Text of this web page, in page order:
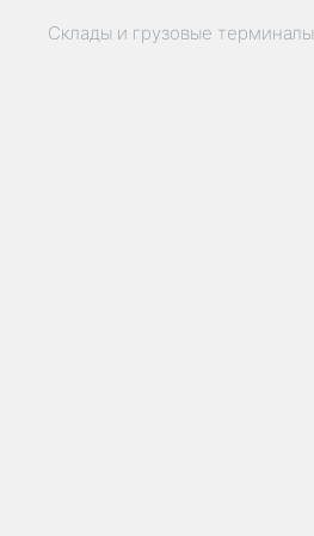
Склады и грузовые терминалы